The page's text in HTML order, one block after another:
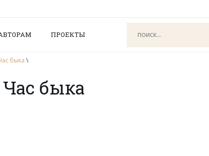
ПРОЕКТЫ
быка \
быка